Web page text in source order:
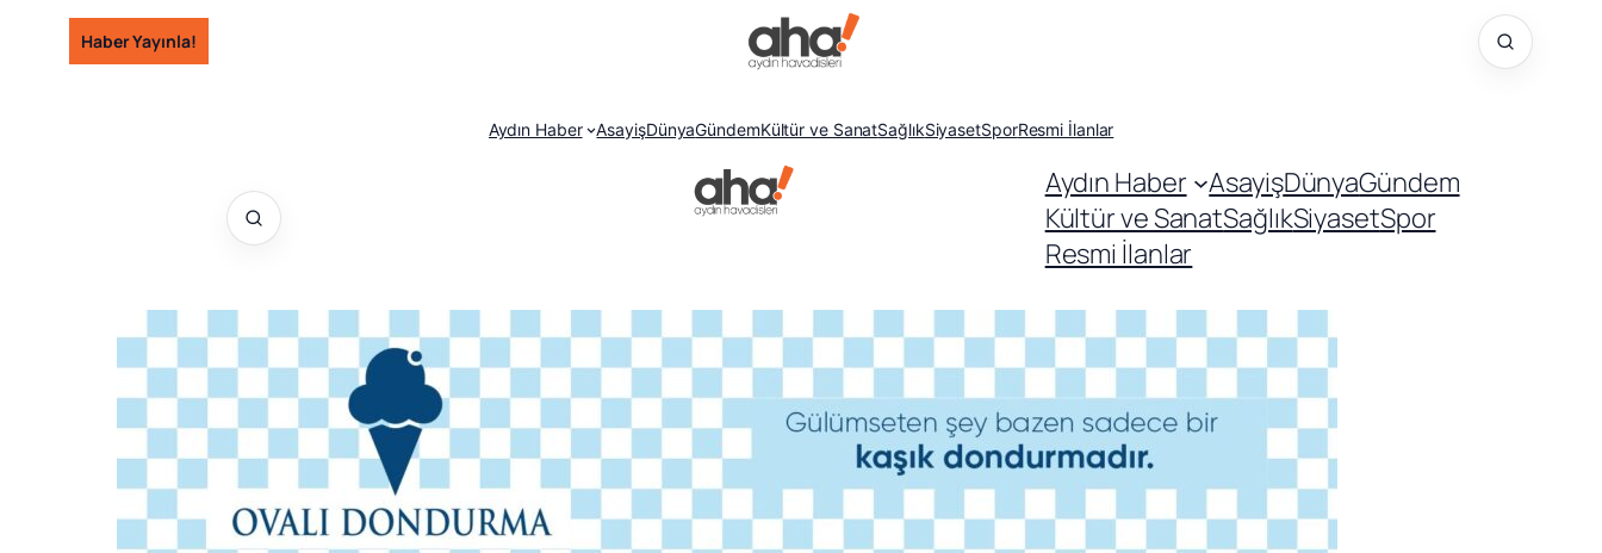
İçeriğeHaber Yayınla!
Aydın Haber AsayişDünyaGündemKültür ve SanatSağlıkSiyasetSporResmi İlanlar
Aydın Haber AsayişDünyaGündem
Kültür ve SanatSağlıkSiyasetSpor
Resmi İlanlar